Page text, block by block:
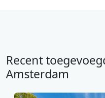
Recent
Amsterdam